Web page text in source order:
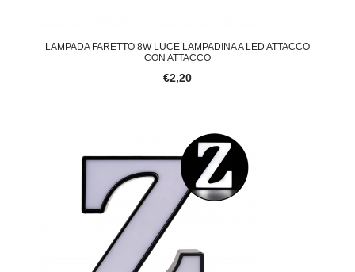
LAMPADA FARETTO 8W LUCE LAMPADINA A LED ATTACCO
CON ATTACCO
€2,20